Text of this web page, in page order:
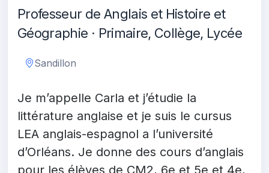
Professeur de Anglais et Histoire et
Géographie · Primaire, Collège, Lycée
Sandillon
Je m’appelle Carla et j’étudie la
littérature anglaise et je suis le cursus
LEA anglais-espagnol a l’université
d’Orléans. Je donne des cours d’anglais
pour les élèves de CM2, 6e et 5e et 4e,